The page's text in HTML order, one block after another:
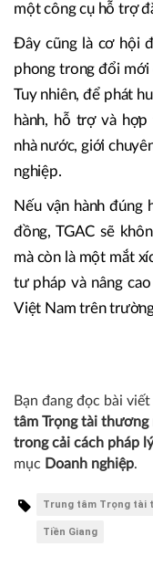
một công cụ hỗ trợ
Đây cũng là cơ hội
phong trong đổi mới
Tuy nhiên, để phát
hành, hỗ trợ và
nhà nước, giới
nghiệp.
Nếu vận hành
đồng, TGAC sẽ
mà còn là một mắt
tư pháp và nâng
Việt Nam trên
Bạn đang đọc bài viết
tâm Trọng tài thương
trong cải cách pháp
mục Doanh nghiệp.
Trung tâm Trọng tài
Tiền Giang